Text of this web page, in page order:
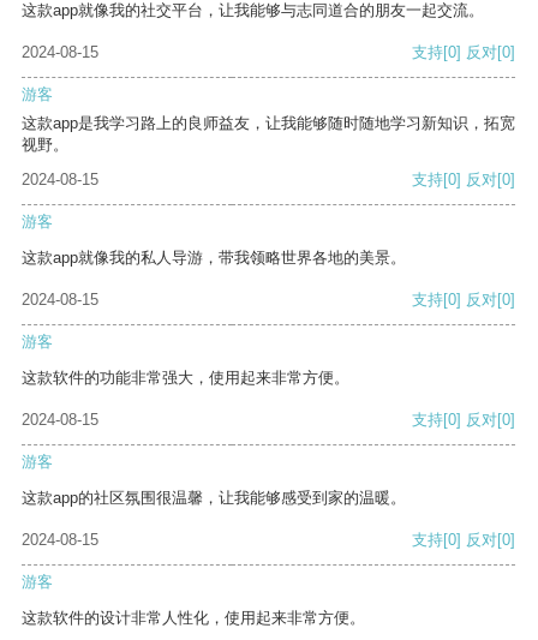
这款app就像我的社交平台，让我能够与志同道合的朋友一起交流。
2024-08-15 支持[0] 反对[0]
游客
这款app是我学习路上的良师益友，让我能够随时随地学习新知识，拓宽
视野。
2024-08-15
支持[0] 反对[0]
游客
这款app就像我的私人导游，带我领略世界各地的美景。
2024-08-15 支持[0] 反对[0]
游客
这款软件的功能非常强大，使用起来非常方便。
2024-08-15 支持[0] 反对[0]
游客
这款app的社区氛围很温馨，让我能够感受到家的温暖。
2024-08-15 支持[0] 反对[0]
游客
这款软件的设计非常人性化，使用起来非常方便。